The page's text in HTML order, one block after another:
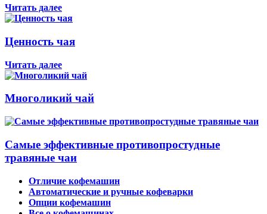
Читать далее
Ценность чая
Читать далее
Многоликий чай
Самые эффективные противопростудные
травяные чаи
Отличие кофемашин
Автоматические и ручные кофеварки
Опции кофемашин